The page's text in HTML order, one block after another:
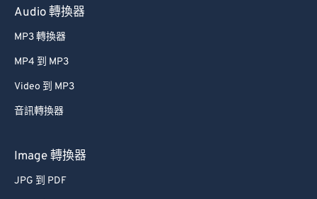
Audio 轉換器
MP3 轉換器
MP4 到 MP3
Video 到 MP3
音訊轉換器
Image 轉換器
JPG 到 PDF